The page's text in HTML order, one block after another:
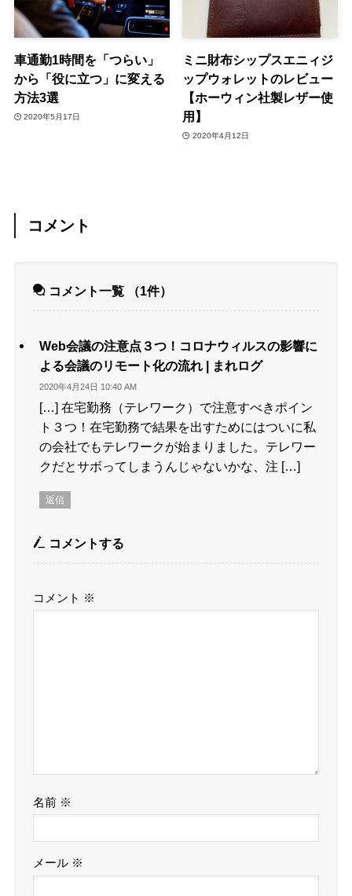
車通勤1時間を「つらい」
から「役に立つ」に変える
方法3選
2020年5月17日
ミニ財布シップスエニィジ
ップウォレットのレビュー
【ホーウィン社製レザー使
用】
2020年4月12日
コメント
コメント一覧 （1件）
Web会議の注意点３つ！コロナウィルスの影響に
よる会議のリモート化の流れ | まれログ
2020年4月24日 10:40 AM
[…] 在宅勤務（テレワーク）で注意すべきポイン
ト３つ！在宅勤務で結果を出すためにはついに私
の会社でもテレワークが始まりました。テレワー
クだとサボってしまうんじゃないかな、注 […]
返信
コメントする
コメント ※
名前 ※
メール ※